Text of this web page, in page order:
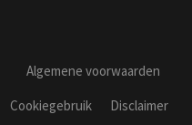
Algemene voorwaarden
Cookiegebruik
Disclaimer